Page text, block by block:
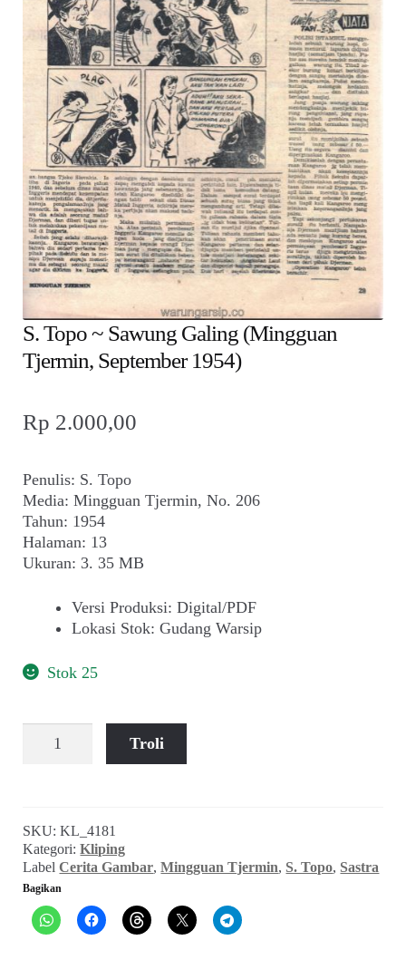
child
menu
Alamat
Rekening
Reseller
S. Topo ~ Sawung Galing (Mingguan
Tjermin, September 1954)
Rp 2.000,00
Penulis: S. Topo
Media: Mingguan Tjermin, No. 206
Tahun: 1954
Halaman: 13
Ukuran: 3. 35 MB
Versi Produksi: Digital/PDF
Lokasi Stok: Gudang Warsip
Stok 25
Galing
(Mingguan
Tjermin,
September
1954)
Troli
SKU:KL_4181
Kategori:Kliping
LabelCerita Gambar,Mingguan Tjermin, S. Topo, Sastra
Bagikan